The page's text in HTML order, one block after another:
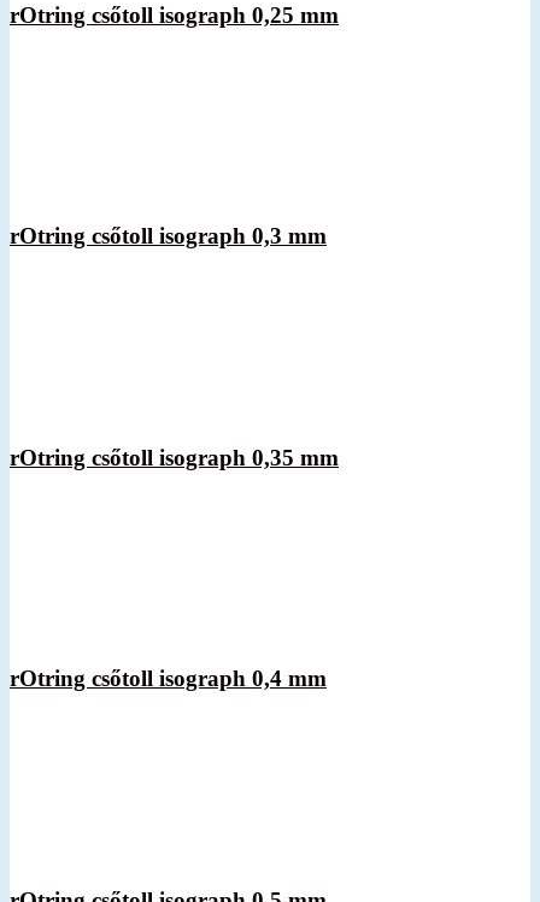
rOtring csőtoll isograph 0,25 mm
rOtring csőtoll isograph 0,3 mm
rOtring csőtoll isograph 0,35 mm
rOtring csőtoll isograph 0,4 mm